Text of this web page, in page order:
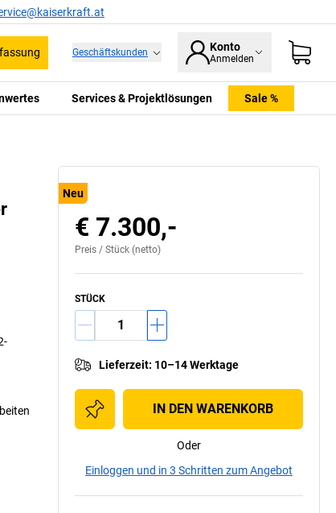
Geschäftskunden Konto
Anmelden
Services & Projektlösungen Sale %
Neu
€ 7.300,-
Preis / Stück (netto)
STÜCK
Lieferzeit: 10–14 Werktage
IN DEN WARENKORB
Oder
Einloggen und in 3 Schritten zum Angebot